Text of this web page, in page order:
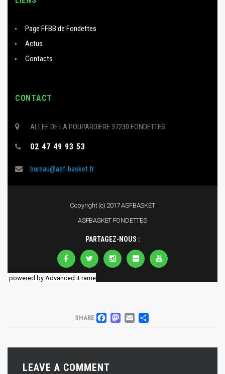
powered by Advanced iFrame
SHARE FACEBOOK
MASTODON
EMAIL
PARTAGER
LEAVE A COMMENT